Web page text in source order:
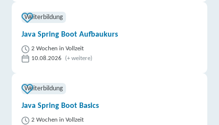
Weiterbildung
Java Spring Boot Aufbaukurs
2 Wochen in Vollzeit
10.08.2026
(+ weitere)
Weiterbildung
Java Spring Boot Basics
2 Wochen in Vollzeit